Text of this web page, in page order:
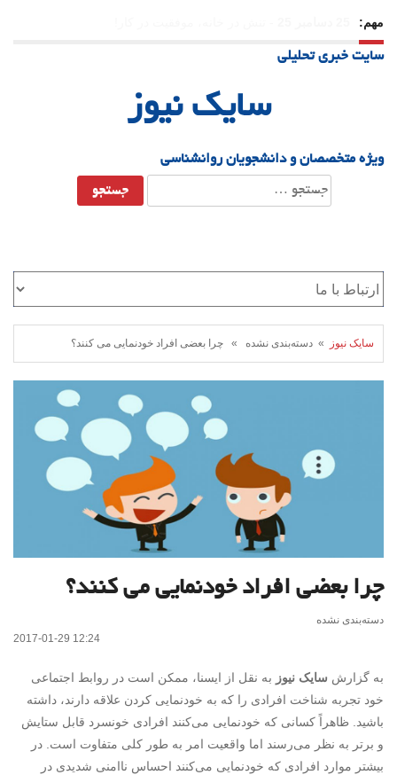
مهم:
21 دسامبر 25
سایت خبری تحلیلی
سایک نیوز
ویژه متخصصان و دانشجویان روانشناسی
جستجو
برای:
سایک نیوز » دسته‌بندی نشده » چرا بعضی افراد خودنمایی می کنند؟
چرا بعضی افراد خودنمایی می کنند؟
دسته‌بندی نشده
2017-01-29 12:24
به گزارش سایک نیوز به نقل از ایسنا، ممکن است در روابط اجتماعی
خود تجربه شناخت افرادی را که به خودنمایی کردن علاقه دارند، داشته
باشید. ظاهراً کسانی که خودنمایی می‌کنند افرادی خونسرد قابل ستایش
و برتر به نظر می‌رسند اما واقعیت امر به طور کلی متفاوت است. در
بیشتر موارد افرادی که خودنمایی می‌کنند احساس ناامنی شدیدی در